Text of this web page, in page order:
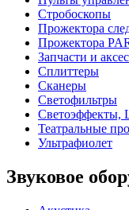
Стробоскопы
Прожектора
Прожектора
Запчасти и
Сплиттеры
Сканеры
Светофильтры
Светоэффекты,
Театральные
Ультрафиолет
Звуковое